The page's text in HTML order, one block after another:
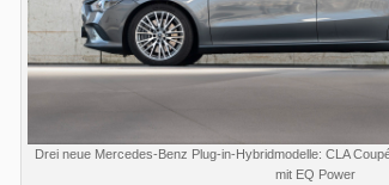
Drei neue Mercedes-Benz Plug-in-Hybridmodelle: CLA
mit EQ Power